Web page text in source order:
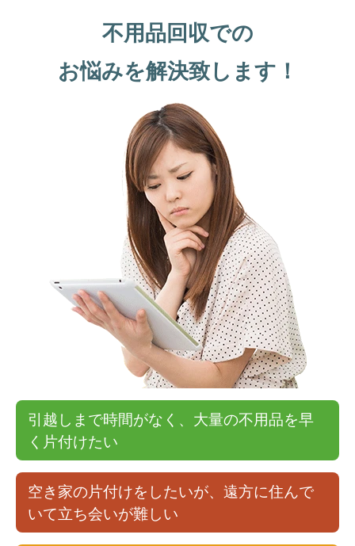
不用品回収での
お悩みを解決致します！
引越しまで時間がなく、大量の不用品を早
く片付けたい
空き家の片付けをしたいが、遠方に住んで
いて立ち会いが難しい